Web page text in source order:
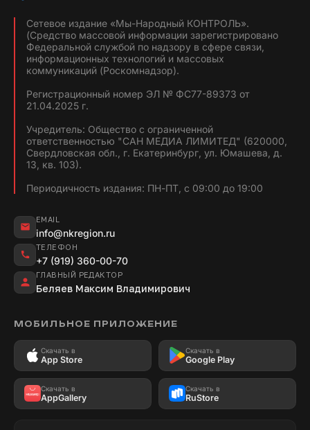
Сетевое издание «Мы-Народный КОНТРОЛЬ».
(Средство массовой информации зарегистрировано
Федеральной службой по надзору в сфере связи,
информационных технологий и массовых
коммуникаций (Роскомнадзор).
Регистрационный номер ЭЛ № ФС77-89373 от
21.04.2025 г.
Учредитель: Общество с ограниченной
ответственностью "САН МЕДИА ЛИМИТЕД" (620000,
Свердловская обл., г. Екатеринбург, ул. Юмашева, д.
13, кв. 103).
Периодичность издания: ПН-ПТ, с 09:00 до 19:00
EMAIL
info@nkregion.ru
ТЕЛЕФОН
+7 (919) 360-00-70
ГЛАВНЫЙ РЕДАКТОР
Беляев Максим Владимирович
МОБИЛЬНОЕ ПРИЛОЖЕНИЕ
Скачать в
App Store
Скачать в
Google Play
Скачать в
AppGallery
Скачать в
RuStore